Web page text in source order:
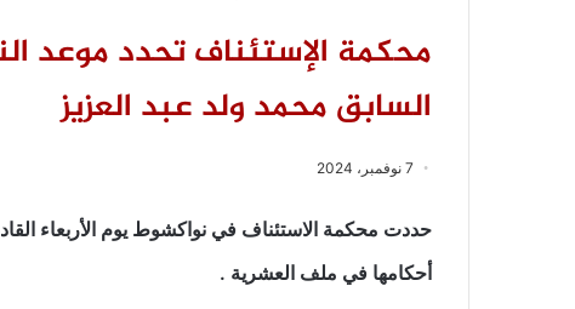
محكمة الإستئناف تحدد موعد
السابق محمد ولد عبد العزيز
7 نوفمبر، 2024
أحكامها في ملف العشرية .